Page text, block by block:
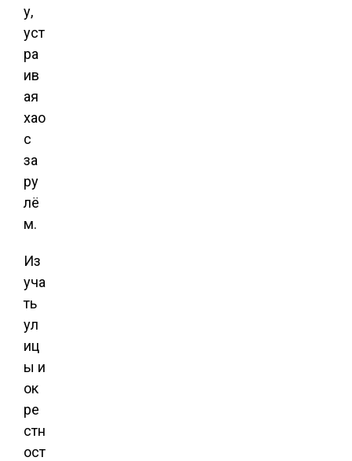
у,
уст
ра
ив
ая
хао
с
за
ру
лё
м.
Из
уча
ть
ул
иц
ы и
ок
ре
стн
ост